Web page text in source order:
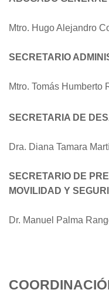
Mtro. Hugo Alejandro
SECRETARIO
Mtro. Tomás Humberto
SECRETARIA DE
Dra. Diana Tamara
SECRETARIO DE
MOVILIDAD Y
Dr. Manuel Palma